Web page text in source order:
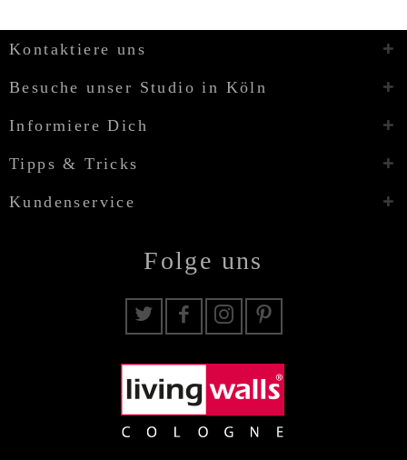
Kontaktiere uns
Besuche unser Studio in Köln
Informiere Dich
Tipps & Tricks
Kundenservice
Folge uns